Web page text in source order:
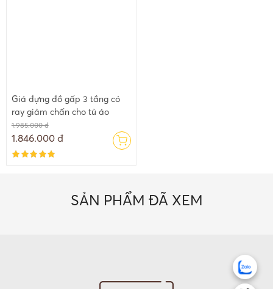
Giá đựng đồ gấp 3 tầng có
ray giảm chấn cho tủ áo
1.985.000 đ
1.846.000 đ
SẢN PHẨM ĐÃ XEM